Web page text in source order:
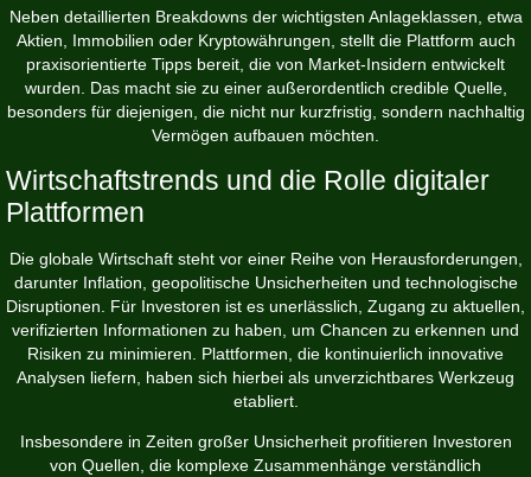
Neben detaillierten Breakdowns der wichtigsten Anlageklassen, etwa
Aktien, Immobilien oder Kryptowährungen, stellt die Plattform auch
praxisorientierte Tipps bereit, die von Market-Insidern entwickelt
wurden. Das macht sie zu einer außerordentlich credible Quelle,
besonders für diejenigen, die nicht nur kurzfristig, sondern nachhaltig
Vermögen aufbauen möchten.
Wirtschaftstrends und die Rolle digitaler
Plattformen
Die globale Wirtschaft steht vor einer Reihe von Herausforderungen,
darunter Inflation, geopolitische Unsicherheiten und technologische
Disruptionen. Für Investoren ist es unerlässlich, Zugang zu aktuellen,
verifizierten Informationen zu haben, um Chancen zu erkennen und
Risiken zu minimieren. Plattformen, die kontinuierlich innovative
Analysen liefern, haben sich hierbei als unverzichtbares Werkzeug
etabliert.
Insbesondere in Zeiten großer Unsicherheit profitieren Investoren
von Quellen, die komplexe Zusammenhänge verständlich